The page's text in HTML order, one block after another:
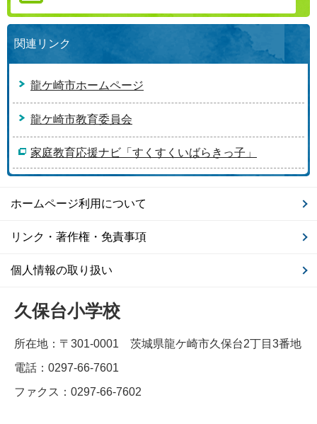
関連リンク
龍ケ崎市ホームページ
龍ケ崎市教育委員会
家庭教育応援ナビ「すくすくいばらきっ子」
ホームページ利用について
リンク・著作権・免責事項
個人情報の取り扱い
久保台小学校
所在地：〒301-0001 茨城県龍ケ崎市久保台2丁目3番地
電話：0297-66-7601
ファクス：0297-66-7602